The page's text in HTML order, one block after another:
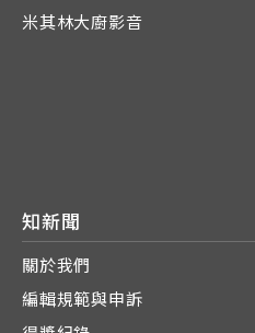
米其林大廚影音
知新聞
關於我們
編輯規範與申訴